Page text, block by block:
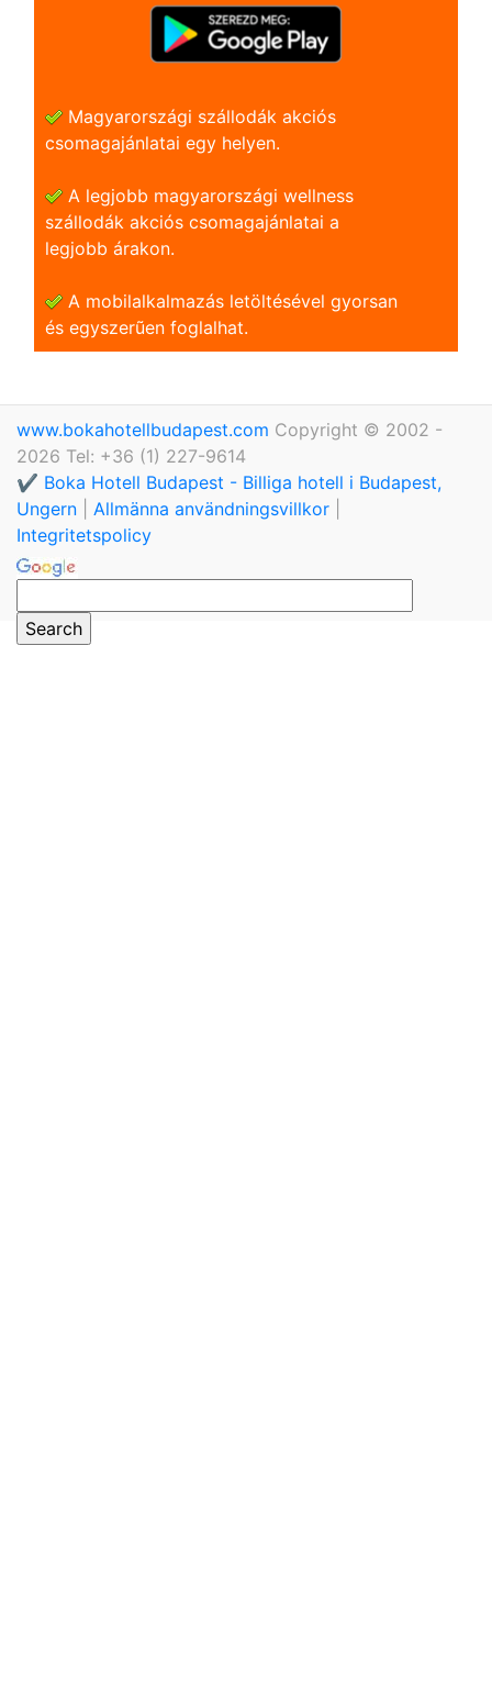
Magyarországi szállodák akciós
csomagajánlatai egy helyen.
A legjobb magyarországi wellness
szállodák akciós csomagajánlatai a
legjobb árakon.
A mobilalkalmazás letöltésével gyorsan
és egyszerũen foglalhat.
www.bokahotellbudapest.com Copyright © 2002 -
2026 Tel: +36 (1) 227-9614
✔️ Boka Hotell Budapest - Billiga hotell i Budapest,
Ungern
Allmänna användningsvillkor
Integritetspolicy